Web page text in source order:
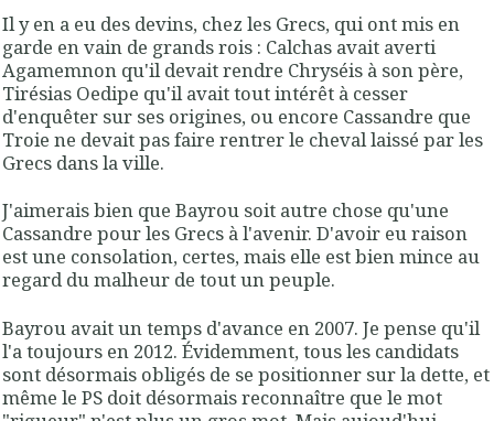
Il y en a eu des devins, chez les Grecs, qui ont mis en
garde en vain de grands rois : Calchas avait averti
Agamemnon qu'il devait rendre Chryséis à son père,
Tirésias Oedipe qu'il avait tout intérêt à cesser
d'enquêter sur ses origines, ou encore Cassandre que
Troie ne devait pas faire rentrer le cheval laissé par les
Grecs dans la ville.
J'aimerais bien que Bayrou soit autre chose qu'une
Cassandre pour les Grecs à l'avenir. D'avoir eu raison
est une consolation, certes, mais elle est bien mince au
regard du malheur de tout un peuple.
Bayrou avait un temps d'avance en 2007. Je pense qu'il
l'a toujours en 2012. Évidemment, tous les candidats
sont désormais obligés de se positionner sur la dette, et
même le PS doit désormais reconnaître que le mot